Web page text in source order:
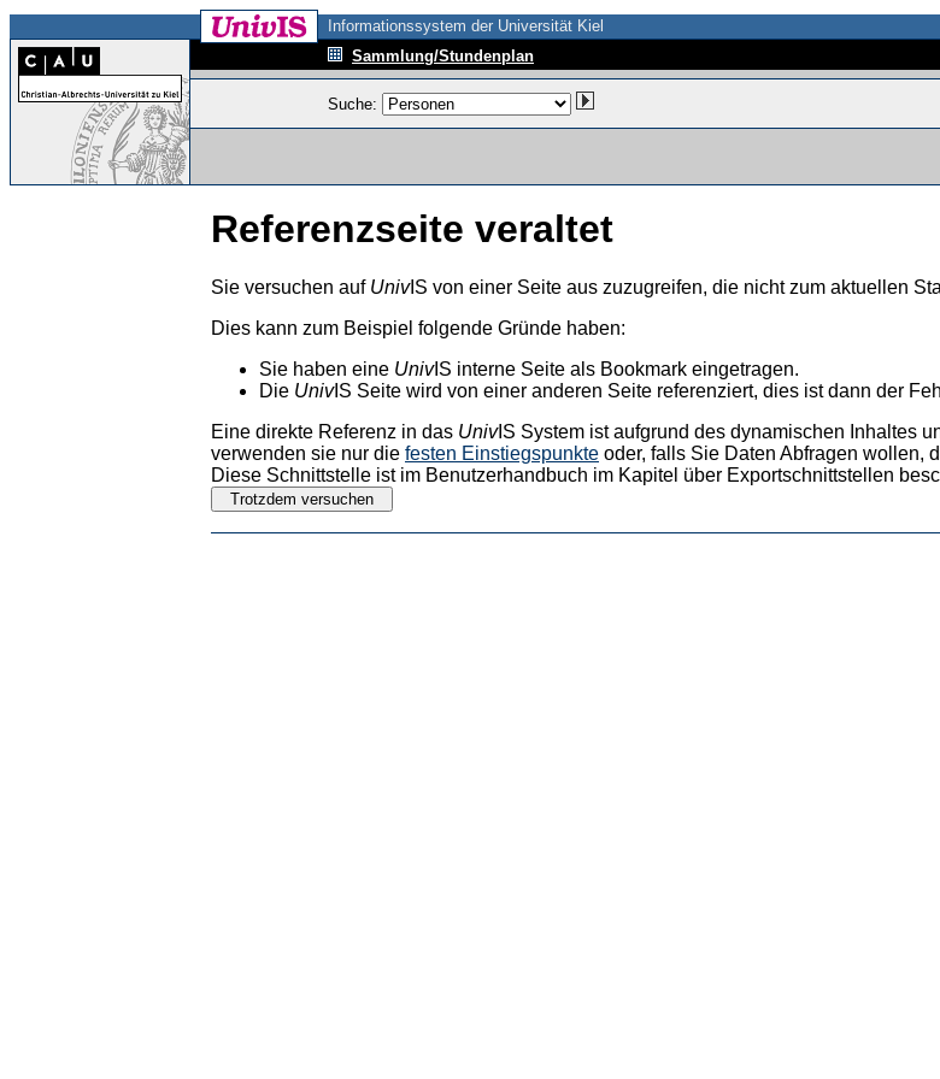
Informationssystem der Universität Kiel
Sammlung/Stundenplan
Suche:
Referenzseite veraltet
Sie versuchen auf UnivIS von einer Seite aus zuzugreifen, die nicht zum aktuellen
Dies kann zum Beispiel folgende Gründe haben:
Sie haben eine UnivIS interne Seite als Bookmark eingetragen.
Die UnivIS Seite wird von einer anderen Seite referenziert, dies ist dann der
Eine direkte Referenz in das UnivIS System ist aufgrund des dynamischen Inhaltes
verwenden sie nur die festen Einstiegspunkte oder, falls Sie Daten Abfragen wollen,
Diese Schnittstelle ist im Benutzerhandbuch im Kapitel über Exportschnittstellen